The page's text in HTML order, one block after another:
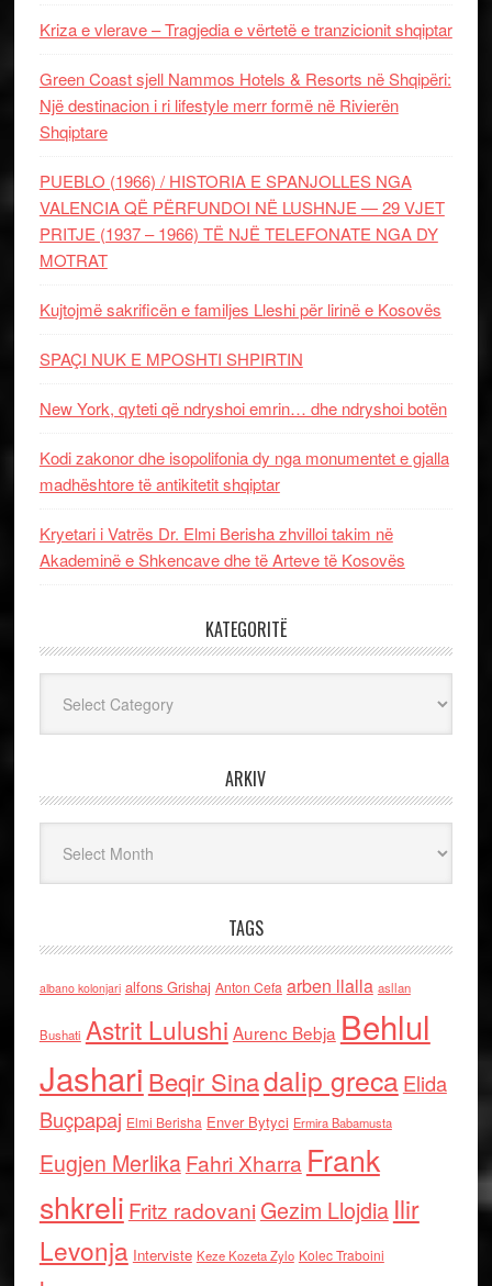
Kriza e vlerave – Tragjedia e vërtetë e tranzicionit shqiptar
Green Coast sjell Nammos Hotels & Resorts në Shqipëri:
Një destinacion i ri lifestyle merr formë në Rivierën
Shqiptare
PUEBLO (1966) / HISTORIA E SPANJOLLES NGA
VALENCIA QË PËRFUNDOI NË LUSHNJE — 29 VJET
PRITJE (1937 – 1966) TË NJË TELEFONATE NGA DY
MOTRAT
Kujtojmë sakrificën e familjes Lleshi për lirinë e Kosovës
SPAÇI NUK E MPOSHTI SHPIRTIN
New York, qyteti që ndryshoi emrin… dhe ndryshoi botën
Kodi zakonor dhe isopolifonia dy nga monumentet e gjalla
madhështore të antikitetit shqiptar
Kryetari i Vatrës Dr. Elmi Berisha zhvilloi takim në
Akademinë e Shkencave dhe të Arteve të Kosovës
KATEGORITË
ARKIV
TAGS
albano kolonjari alfons Grishaj Anton Cefa arben llalla asllan
Bushati Astrit Lulushi Aurenc Bebja Behlul
Jashari Beqir Sinadalip grecaElida
Buçpapaj Elmi Berisha Enver Bytyci Ermira Babamusta
Eugjen MerlikaFahri Xharra Frank
shkreli Fritz radovaniGezim Llojdia Ilir
Levonja Interviste Keze Kozeta Zylo Kolec Traboini